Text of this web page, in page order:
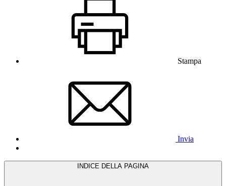
Stampa
Invia
INDICE DELLA PAGINA